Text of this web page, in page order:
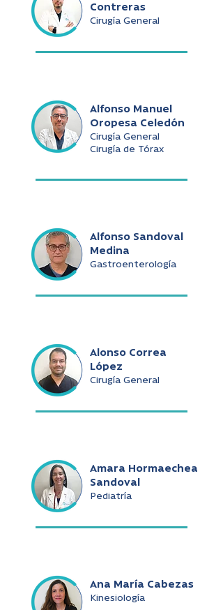
Contreras
Cirugía General
Alfonso Manuel
Oropesa Celedón
Cirugía General
Cirugía de Tórax
Alfonso Sandoval
Medina
Gastroenterología
Alonso Correa
López
Cirugía General
Amara Hormaechea
Sandoval
Pediatría
Ana María Cabezas
Kinesiología